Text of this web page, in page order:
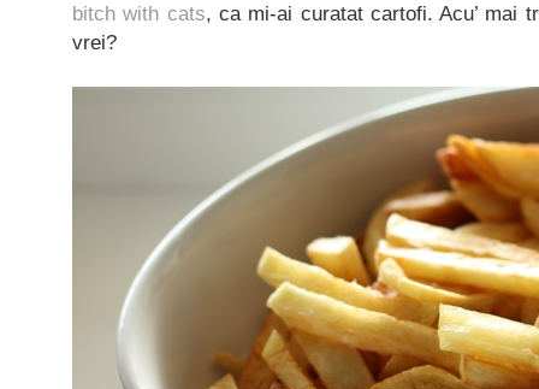
bitch with cats, ca mi-ai curatat cartofi. Acu’ mai
vrei?